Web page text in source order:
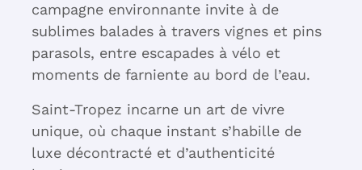
campagne environnante invite à de
sublimes balades à travers vignes et pins
parasols, entre escapades à vélo et
moments de farniente au bord de l’eau.
Saint-Tropez incarne un art de vivre
unique, où chaque instant s’habille de
luxe décontracté et d’authenticité